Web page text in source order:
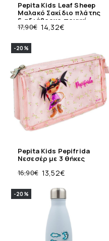
Pepita Kids Leaf Sheep
Μαλακό Σακίδιο πλάτης
& αδιάβροχο πουγκί
φαγητού
17,90€ 14,32€
-20%
Pepita Kids Pepifrida
Νεσεσέρ με 3 θήκες
16,90€ 13,52€
-20%